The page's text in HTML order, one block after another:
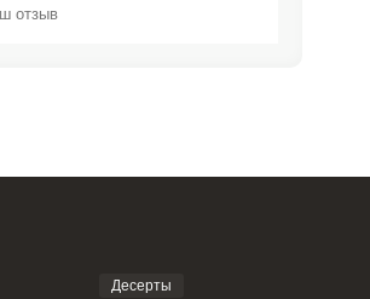
Десерты